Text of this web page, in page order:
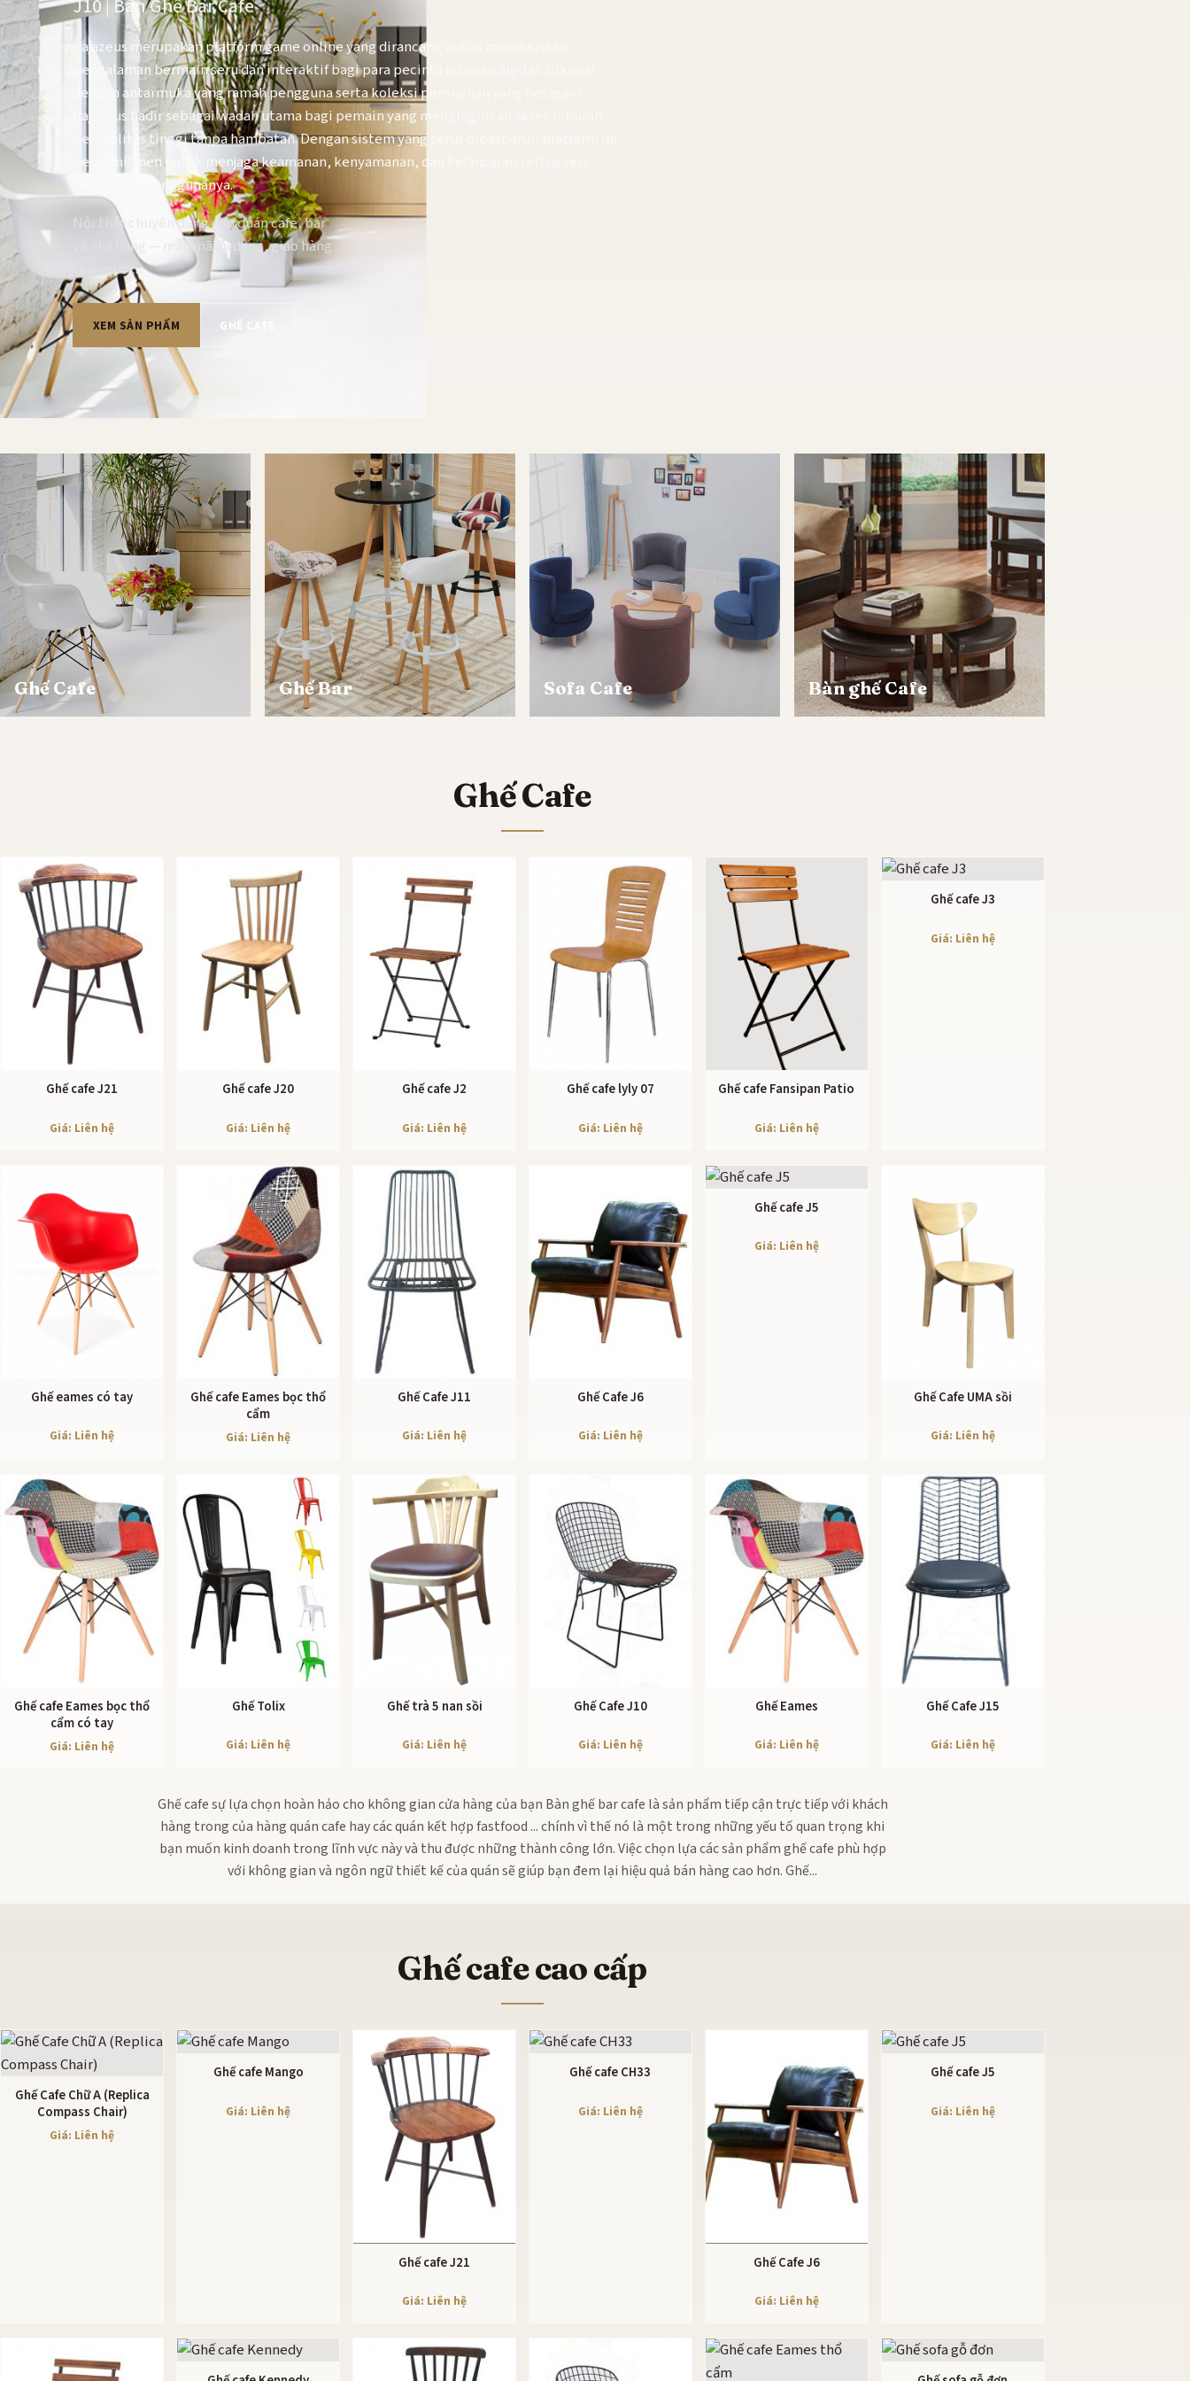
J10 | Bàn Ghế Bar Cafe
Rajazeus merupakan platform game online yang dirancang untuk memberikan
pengalaman bermain seru dan interaktif bagi para pecinta hiburan digital. Dikenal
dengan antarmuka yang ramah pengguna serta koleksi permainan yang beragam,
Rajazeus hadir sebagai wadah utama bagi pemain yang menginginkan akses hiburan
berkualitas tinggi tanpa hambatan. Dengan sistem yang terus diperbarui, platform ini
berkomitmen untuk menjaga keamanan, kenyamanan, dan kelancaran setiap sesi
permainan penggunanya.
Nội thất chuyên dụng cho quán cafe, bar
và nhà hàng — mẫu mã đa dạng, giao hàng
toàn quốc.
XEM SẢN PHẨM GHẾ CAFE
Ghế Cafe Ghế Bar Sofa Cafe Bàn ghế Cafe
Ghế Cafe
XEM CHI TIẾT
Ghế cafe J21
Giá: Liên hệ
XEM CHI TIẾT
Ghế cafe J20
Giá: Liên hệ
XEM CHI TIẾT
Ghế cafe J2
Giá: Liên hệ
XEM CHI TIẾT
Ghế cafe lyly 07
Giá: Liên hệ
XEM CHI TIẾT
Ghế cafe Fansipan Patio
Giá: Liên hệ
XEM CHI TIẾT
Ghế cafe J3
Giá: Liên hệ
XEM CHI TIẾT
Ghế eames có tay
Giá: Liên hệ
XEM CHI TIẾT
Ghế cafe Eames bọc thổ
cẩm
Giá: Liên hệ
XEM CHI TIẾT
Ghế Cafe J11
Giá: Liên hệ
XEM CHI TIẾT
Ghế Cafe J6
Giá: Liên hệ
XEM CHI TIẾT
Ghế cafe J5
Giá: Liên hệ
XEM CHI TIẾT
Ghế Cafe UMA sồi
Giá: Liên hệ
XEM CHI TIẾT
Ghế cafe Eames bọc thổ
cẩm có tay
Giá: Liên hệ
XEM CHI TIẾT
Ghế Tolix
Giá: Liên hệ
XEM CHI TIẾT
Ghế trà 5 nan sồi
Giá: Liên hệ
XEM CHI TIẾT
Ghế Cafe J10
Giá: Liên hệ
XEM CHI TIẾT
Ghế Eames
Giá: Liên hệ
XEM CHI TIẾT
Ghế Cafe J15
Giá: Liên hệ
Ghế cafe sự lựa chọn hoàn hảo cho không gian cửa hàng của bạn Bàn ghế bar cafe là sản phẩm tiếp cận trực tiếp với khách
hàng trong của hàng quán cafe hay các quán kết hợp fastfood ... chính vì thế nó là một trong những yếu tố quan trọng khi
bạn muốn kinh doanh trong lĩnh vực này và thu được những thành công lớn. Việc chọn lựa các sản phẩm ghế cafe phù hợp
với không gian và ngôn ngữ thiết kế của quán sẽ giúp bạn đem lại hiệu quả bán hàng cao hơn. Ghế...
Ghế cafe cao cấp
XEM CHI TIẾT
Ghế Cafe Chữ A (Replica
Compass Chair)
Giá: Liên hệ
XEM CHI TIẾT
Ghế cafe Mango
Giá: Liên hệ
XEM CHI TIẾT
Ghế cafe J21
Giá: Liên hệ
XEM CHI TIẾT
Ghế cafe CH33
Giá: Liên hệ
XEM CHI TIẾT
Ghế Cafe J6
Giá: Liên hệ
XEM CHI TIẾT
Ghế cafe J5
Giá: Liên hệ